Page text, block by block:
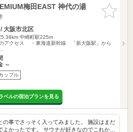
お気に入
りに追加
梅田EAST 神代の湯
大阪市北区
5.38km 中崎町駅225m
アクセス ・東海道新幹線 「新大阪駅」から
～
ップル
ベルの宿泊プランを見る
の事でさっそく入ってみました。 施設はまだ
よかったです。 サウナが好きなのでこれか…